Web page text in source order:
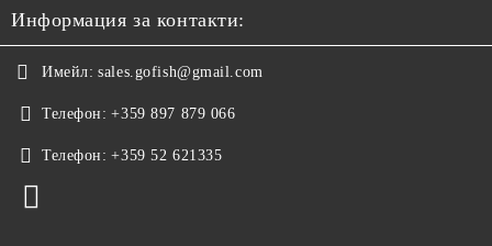
Информация за контакти:
Имейл: sales.gofish@gmail.com
Телефон: +359 897 879 066
Телефон: +359 52 621335